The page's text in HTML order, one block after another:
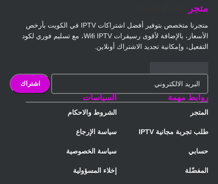
متجر
متجرنا متخصص بتوفير أفضل اشتراكات IPTV في الكويت بأرخص
الأسعار، بالإضافة لأقوى رسيفرات Wifi IPTV، مع تسليم فوري لكود
التفعيل، وإمكانية تجديد الاشتراك أونلاين.
روابط مهمة
المتجر
طلب تجربة مجانية IPTV
حسابي
المفضّلة
السياسات
الشروط والاحكام
سياسة الإرجاع
سياسة الخصوصية
إخلاء المسؤولية